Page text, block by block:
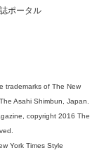
ポータル
trademarks of The New
Asahi Shimbun, Japan.
copyright 2016 The
York Times Style